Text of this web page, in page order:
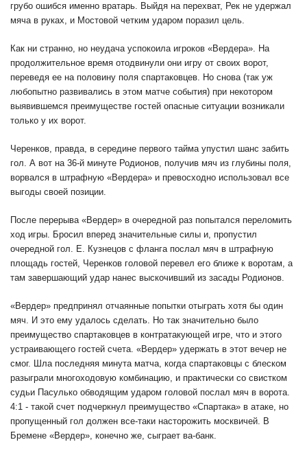
грубо ошибся именно вратарь. Выйдя на перехват, Рек не удержал
мяча в руках, и Мостовой четким ударом поразил цель.
Как ни странно, но неудача успокоила игроков «Вердера». На
продолжительное время отодвинули они игру от своих ворот,
переведя ее на половину поля спартаковцев. Но снова (так уж
любопытно развивались в этом матче события) при некотором
выявившемся преимуществе гостей опасные ситуации возникали
только у их ворот.
Черенков, правда, в середине первого тайма упустил шанс забить
гол. А вот на 36-й минуте Родионов, получив мяч из глубины поля,
ворвался в штрафную «Вердера» и превосходно использовал все
выгоды своей позиции.
После перерыва «Вердер» в очередной раз попытался переломить
ход игры. Бросил вперед значительные силы и, пропустил
очередной гол. Е. Кузнецов с фланга послал мяч в штрафную
площадь гостей, Черенков головой перевел его ближе к воротам, а
там завершающий удар нанес выскочивший из засады Родионов.
«Вердер» предпринял отчаянные попытки отыграть хотя бы один
мяч. И это ему удалось сделать. Но так значительно было
преимущество спартаковцев в контратакующей игре, что и этого
устраивающего гостей счета. «Вердер» удержать в этот вечер не
смог. Шла последняя минута матча, когда спартаковцы с блеском
разыграли многоходовую комбинацию, и практически со свистком
судьи Пасулько обводящим ударом головой послал мяч в ворота.
4:1 - такой счет подчеркнул преимущество «Спартака» в атаке, но
пропущенный гол должен все-таки насторожить москвичей. В
Бремене «Вердер», конечно же, сыграет ва-банк.